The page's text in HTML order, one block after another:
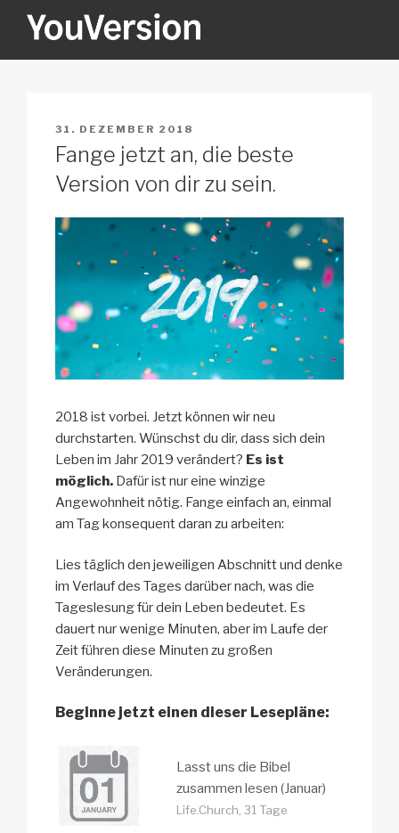
Inhalt
YOUVERSION
VERÖFFENTLICHT
AM
31. DEZEMBER 2018
Fange jetzt an, die beste
Version von dir zu sein.
2018 ist vorbei. Jetzt können wir neu
durchstarten. Wünschst du dir, dass sich dein
Leben im Jahr 2019 verändert? Es ist
möglich. Dafür ist nur eine winzige
Angewohnheit nötig. Fange einfach an, einmal
am Tag konsequent daran zu arbeiten:
Lies täglich den jeweiligen Abschnitt und denke
im Verlauf des Tages darüber nach, was die
Tageslesung für dein Leben bedeutet. Es
dauert nur wenige Minuten, aber im Laufe der
Zeit führen diese Minuten zu großen
Veränderungen.
Beginne jetzt einen dieser Lesepläne:
Lasst uns die Bibel
zusammen lesen (Januar)
Life.Church, 31 Tage